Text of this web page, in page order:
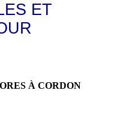
ET
À CORDON